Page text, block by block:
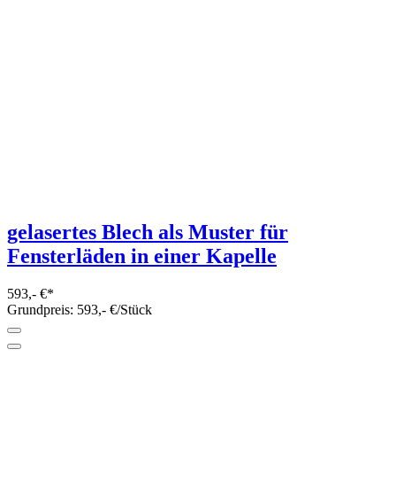
gelasertes Blech als Muster für
Fensterläden in einer Kapelle
593,- €*
Grundpreis: 593,- €/Stück